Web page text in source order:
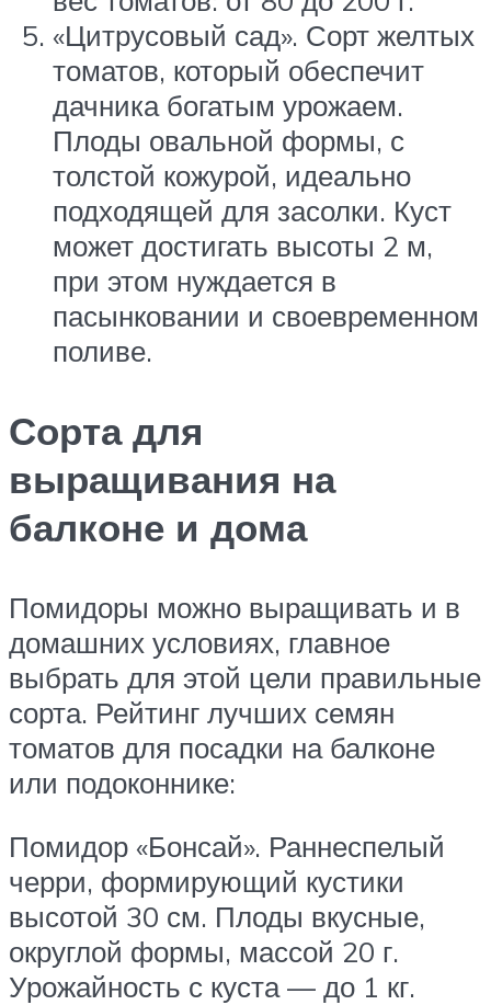
«Цитрусовый сад». Сорт желтых
томатов, который обеспечит
дачника богатым урожаем.
Плоды овальной формы, с
толстой кожурой, идеально
подходящей для засолки. Куст
может достигать высоты 2 м,
при этом нуждается в
пасынковании и своевременном
поливе.
Сорта для
выращивания на
балконе и дома
Помидоры можно выращивать и в
домашних условиях, главное
выбрать для этой цели правильные
сорта. Рейтинг лучших семян
томатов для посадки на балконе
или подоконнике:
Помидор «Бонсай». Раннеспелый
черри, формирующий кустики
высотой 30 см. Плоды вкусные,
округлой формы, массой 20 г.
Урожайность с куста — до 1 кг.